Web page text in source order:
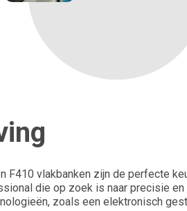
F410 vlakbanken zijn de perfecte
die op zoek is naar precisie
zoals een elektronisch